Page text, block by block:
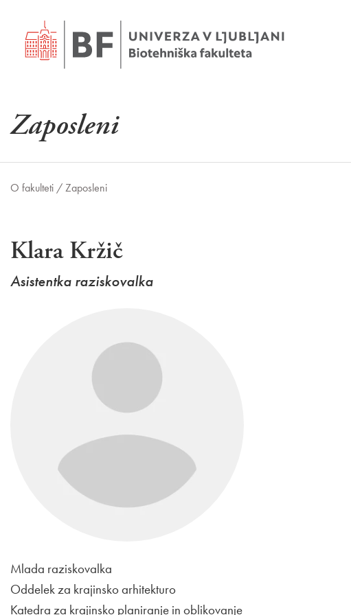
Zaposleni
O fakulteti /Zaposleni
Klara Kržič
Asistentka raziskovalka
Mlada raziskovalka
Oddelek za krajinsko arhitekturo
Katedra za krajinsko planiranje in oblikovanje